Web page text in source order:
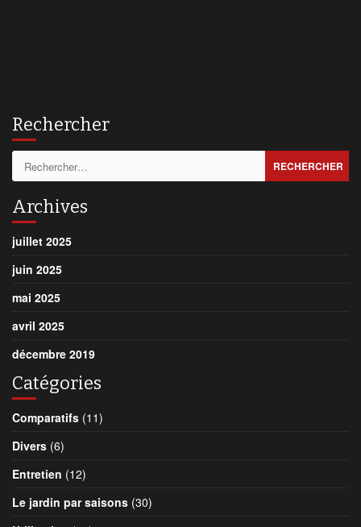
Rechercher
Archives
juillet 2025
juin 2025
mai 2025
avril 2025
décembre 2019
Catégories
Comparatifs (11)
Divers (6)
Entretien (12)
Le jardin par saisons (30)